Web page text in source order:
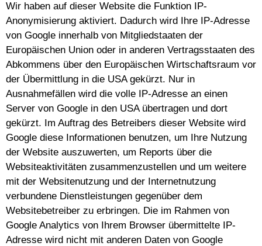
Wir haben auf dieser Website die Funktion IP-
Anonymisierung aktiviert. Dadurch wird Ihre IP-Adresse
von Google innerhalb von Mitgliedstaaten der
Europäischen Union oder in anderen Vertragsstaaten des
Abkommens über den Europäischen Wirtschaftsraum vor
der Übermittlung in die USA gekürzt. Nur in
Ausnahmefällen wird die volle IP-Adresse an einen
Server von Google in den USA übertragen und dort
gekürzt. Im Auftrag des Betreibers dieser Website wird
Google diese Informationen benutzen, um Ihre Nutzung
der Website auszuwerten, um Reports über die
Websiteaktivitäten zusammenzustellen und um weitere
mit der Websitenutzung und der Internetnutzung
verbundene Dienstleistungen gegenüber dem
Websitebetreiber zu erbringen. Die im Rahmen von
Google Analytics von Ihrem Browser übermittelte IP-
Adresse wird nicht mit anderen Daten von Google